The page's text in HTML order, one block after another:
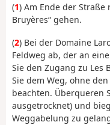
(1) Am Ende der
Bruyères“ gehen.
(2) Bei der Domaine
Feldweg ab, der an
Sie den Zugang zu Les
Sie dem Weg, ohne
beachten. Überqueren
ausgetrocknet) und
Weggabelung zu